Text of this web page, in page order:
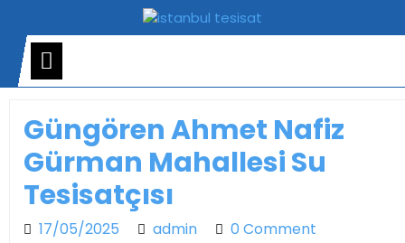
content
Güngören Ahmet Nafiz
Gürman Mahallesi Su
Tesisatçısı
17/05/2025 17/05/2025
adminadmin0 Comment